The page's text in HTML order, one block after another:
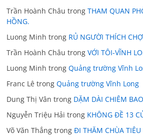
Trần Hoành Châu trongTHAM QUAN
HỒNG.
Luong Minh trong RỦ NGƯỜI THÍCH
Trần Hoành Châu trongVỚI TÔI-VĨNH
Luong Minh trongQuảng trường Vĩnh
Franc Lê trongQuảng trường Vĩnh Long
Dung Thị Vân trong DẶM DÀI CHIÊM
Nguyễn Triệu Hải trong KHÔNG ĐỀ 13
Võ Văn Thắng trongĐI THĂM CHÙA TIÊU